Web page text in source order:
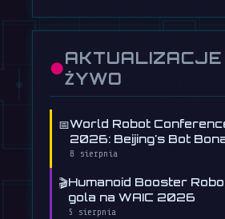
●
AKTUALIZACJE
ŻYWO
📅World Robot
2026: Beijing's Bot
8 sierpnia
🎬Humanoid Booster
gola na WAIC 2026
5 sierpnia